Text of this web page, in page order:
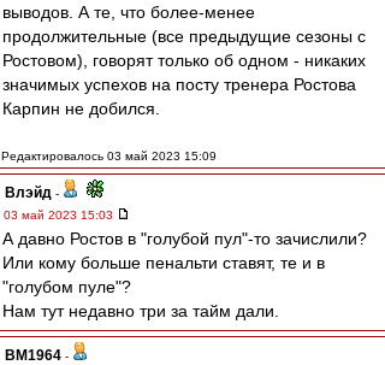
выводов. А те, что более-менее
продолжительные (все предыдущие сезоны с
Ростовом), говорят только об одном - никаких
значимых успехов на посту тренера Ростова
Карпин не добился.
Редактировалось 03 май 2023 15:09
Влэйд -
03 май 2023 15:03
А давно Ростов в "голубой пул"-то зачислили?
Или кому больше пенальти ставят, те и в
"голубом пуле"?
Нам тут недавно три за тайм дали.
BM1964 -